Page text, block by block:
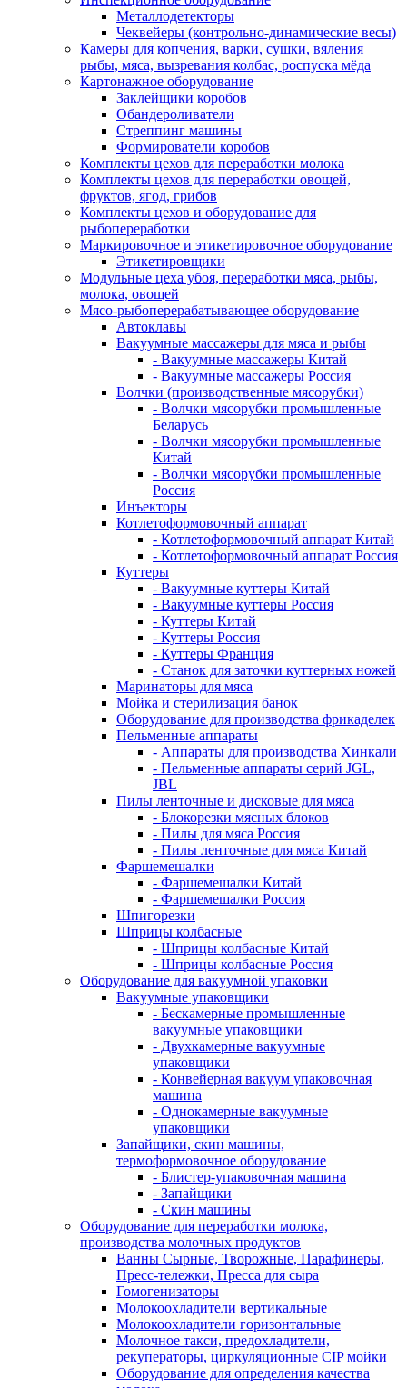
Металлодетекторы
Чеквейеры (контрольно-динамические весы)
Камеры для копчения, варки, сушки, вяления
рыбы, мяса, вызревания колбас, роспуска мёда
Картонажное оборудование
Заклейщики коробов
Обандероливатели
Стреппинг машины
Формирователи коробов
Комплекты цехов для переработки молока
Комплекты цехов для переработки овощей,
фруктов, ягод, грибов
Комплекты цехов и оборудование для
рыбопереработки
Маркировочное и этикетировочное оборудование
Этикетировщики
Модульные цеха убоя, переработки мяса, рыбы,
молока, овощей
Мясо-рыбоперерабатывающее оборудование
Автоклавы
Вакуумные массажеры для мяса и рыбы
- Вакуумные массажеры Китай
- Вакуумные массажеры Россия
Волчки (производственные мясорубки)
- Волчки мясорубки промышленные
Беларусь
- Волчки мясорубки промышленные
Китай
- Волчки мясорубки промышленные
Россия
Инъекторы
Котлетоформовочный аппарат
- Котлетоформовочный аппарат Китай
- Котлетоформовочный аппарат Россия
Куттеры
- Вакуумные куттеры Китай
- Вакуумные куттеры Россия
- Куттеры Китай
- Куттеры Россия
- Куттеры Франция
- Станок для заточки куттерных ножей
Маринаторы для мяса
Мойка и стерилизация банок
Оборудование для производства фрикаделек
Пельменные аппараты
- Аппараты для производства Хинкали
- Пельменные аппараты серий JGL,
JBL
Пилы ленточные и дисковые для мяса
- Блокорезки мясных блоков
- Пилы для мяса Россия
- Пилы ленточные для мяса Китай
Фаршемешалки
- Фаршемешалки Китай
- Фаршемешалки Россия
Шпигорезки
Шприцы колбасные
- Шприцы колбасные Китай
- Шприцы колбасные Россия
Оборудование для вакуумной упаковки
Вакуумные упаковщики
- Бескамерные промышленные
вакуумные упаковщики
- Двухкамерные вакуумные
упаковщики
- Конвейерная вакуум упаковочная
машина
- Однокамерные вакуумные
упаковщики
Запайщики, скин машины,
термоформовочное оборудование
- Блистер-упаковочная машина
- Запайщики
- Скин машины
Оборудование для переработки молока,
производства молочных продуктов
Ванны Сырные, Творожные, Парафинеры,
Пресс-тележки, Пресса для сыра
Гомогенизаторы
Молокоохладители вертикальные
Молокоохладители горизонтальные
Молочное такси, предохладители,
рекуператоры, циркуляционные CIP мойки
Оборудование для определения качества